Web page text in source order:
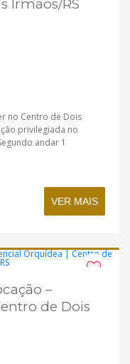
Irmãos/RS
no Centro de Dois
privilegiada no
andar 1
VER MAIS
–
de Dois